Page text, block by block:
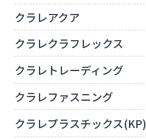
クラレアクア
クラレクラフレックス
クラレトレーディング
クラレファスニング
クラレプラスチックス(KP)